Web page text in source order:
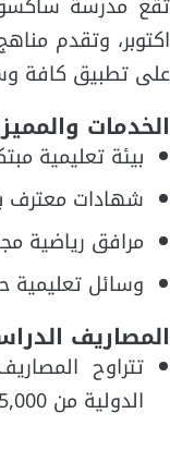
اكتوبر، وتقدم
على تطبيق كافة
الخدمات
بيئة تعليمية
شهادات معترف
مرافق رياضية
وسائل تعليمية
المصاريف
تتراوح
الدولية من 135,000 وحتى 225,000 جنيه مصري.